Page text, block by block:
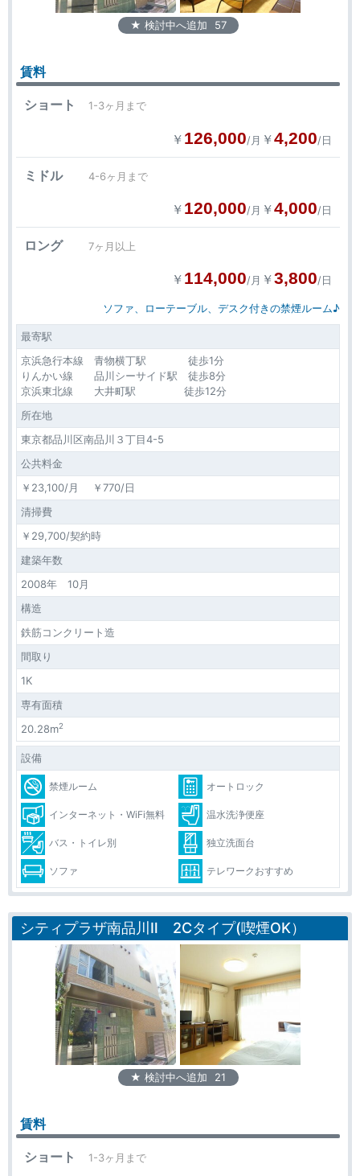
★ 検討中へ追加 57
賃料
ショート 1-3ヶ月まで
￥ 126,000/月 ￥4,200/日
ミドル 4-6ヶ月まで
￥ 120,000/月 ￥4,000/日
ロング 7ヶ月以上
￥ 114,000/月 ￥3,800/日
ソファ、ローテーブル、デスク付きの禁煙ルーム♪
最寄駅
京浜急行本線 青物横丁駅 徒歩1分
りんかい線 品川シーサイド駅 徒歩8分
京浜東北線 大井町駅 徒歩12分
所在地
東京都品川区南品川３丁目4-5
公共料金
￥23,100/月 ￥770/日
清掃費
￥29,700/契約時
建築年数
2008年 10月
構造
鉄筋コンクリート造
間取り
1K
専有面積
20.28m2
設備
禁煙ルーム オートロック
インターネット・WiFi無料 温水洗浄便座
バス・トイレ別 独立洗面台
ソファ テレワークおすすめ
シティプラザ南品川Ⅱ 2Cタイプ(喫煙OK）
★ 検討中へ追加 21
賃料
ショート 1-3ヶ月まで